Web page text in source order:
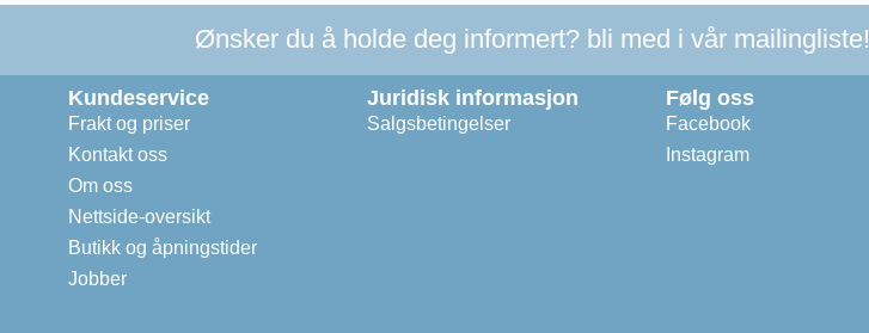
Ønsker du å holde deg informert? bli med i vår mailingliste!
Kundeservice
Frakt og priser
Kontakt oss
Om oss
Nettside-oversikt
Butikk og åpningstider
Jobber
Juridisk informasjon
Salgsbetingelser
Følg oss
Facebook
Instagram